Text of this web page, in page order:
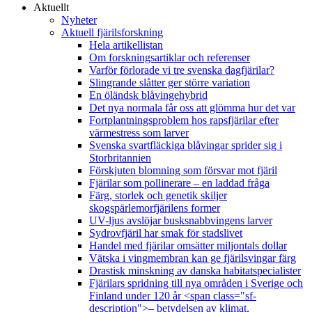
Aktuellt
Nyheter
Aktuell fjärilsforskning
Hela artikellistan
Om forskningsartiklar och referenser
Varför förlorade vi tre svenska dagfjärilar?
Slingrande slåtter ger större variation
En öländsk blåvingehybrid
Det nya normala får oss att glömma hur det var
Fortplantningsproblem hos rapsfjärilar efter
värmestress som larver
Svenska svartfläckiga blåvingar sprider sig i
Storbritannien
Förskjuten blomning som försvar mot fjäril
Fjärilar som pollinerare – en laddad fråga
Färg, storlek och genetik skiljer
skogspärlemorfjärilens former
UV-ljus avslöjar busksnabbvingens larver
Sydrovfjäril har smak för stadslivet
Handel med fjärilar omsätter miljontals dollar
Vätska i vingmembran kan ge fjärilsvingar färg
Drastisk minskning av danska habitatspecialister
Fjärilars spridning till nya områden i Sverige och
Finland under 120 år <span class="sf-
description">– betydelsen av klimat,